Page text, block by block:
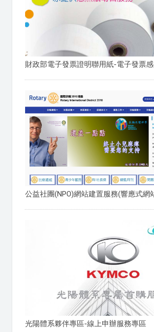
財政部電子發票證明聯用紙-電子發票
公益社團(NPO)網站建置服務(響應式網
光陽體系夥伴專區-線上申辦服務專區